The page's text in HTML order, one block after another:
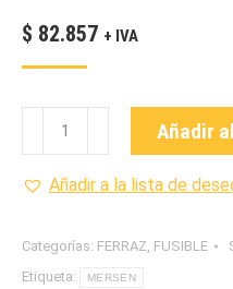
$ 82.857 + IVA
PROSTITOR-
FUSIBLE
Añadir
Añadir a la lista de
Categorías: FERRAZ, FUSIBLE
Etiqueta:
MERSEN